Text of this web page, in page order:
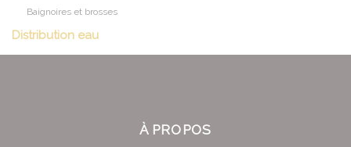
Baignoires et brosses
Distribution eau
À PROPOS